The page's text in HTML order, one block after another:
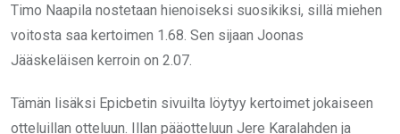
Timo Naapila nostetaan hienoiseksi suosikiksi, sillä miehen
voitosta saa kertoimen 1.68. Sen sijaan Joonas
Jääskeläisen kerroin on 2.07.
Tämän lisäksi Epicbetin sivuilta löytyy kertoimet jokaiseen
otteluillan otteluun. Illan pääotteluun Jere Karalahden ja